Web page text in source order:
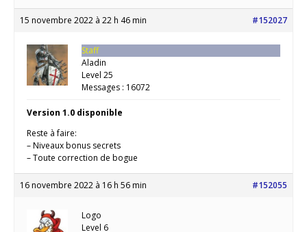
15 novembre 2022 à 22 h 46 min #152027
Staff
Aladin
Level 25
Messages : 16072
Version 1.0 disponible
Reste à faire:
– Niveaux bonus secrets
– Toute correction de bogue
16 novembre 2022 à 16 h 56 min #152055
Logo
Level 6